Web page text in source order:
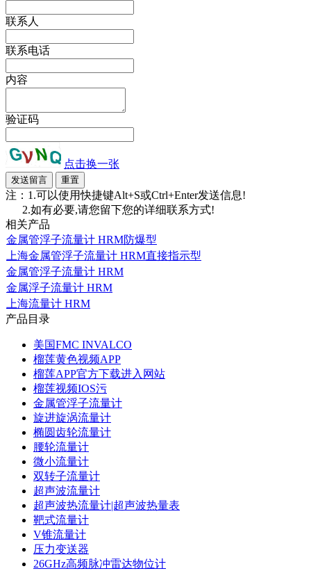
联系人
联系电话
内容
验证码
点击换一张
注：1.可以使用快捷键Alt+S或Ctrl+Enter发送信息!
2.如有必要,请您留下您的详细联系方式!
相关产品
金属管浮子流量计 HRM防爆型
上海金属管浮子流量计 HRM直接指示型
金属管浮子流量计 HRM
金属浮子流量计 HRM
上海流量计 HRM
产品目录
美国FMC INVALCO
榴莲黄色视频APP
榴莲APP官方下载进入网站
榴莲视频IOS污
金属管浮子流量计
旋进旋涡流量计
椭圆齿轮流量计
腰轮流量计
微小流量计
双转子流量计
超声波流量计
超声波热流量计|超声波热量表
靶式流量计
V锥流量计
压力变送器
26GHz高频脉冲雷达物位计